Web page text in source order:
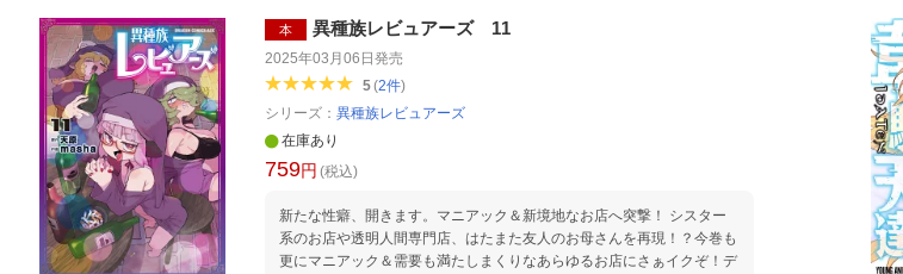
本 異種族レビュアーズ 11
2025年03月06日 発売
5(2件)
シリーズ： 異種族レビュアーズ
在庫あり
759円 (税込)
新たな性癖、開きます。マニアック＆新境地なお店へ突撃！ シスター
系のお店や透明人間専門店、はたまた友人のお母さんを再現！？今巻も
更にマニアック＆需要も満たしまくりなあらゆるお店にさぁイクぞ！デ